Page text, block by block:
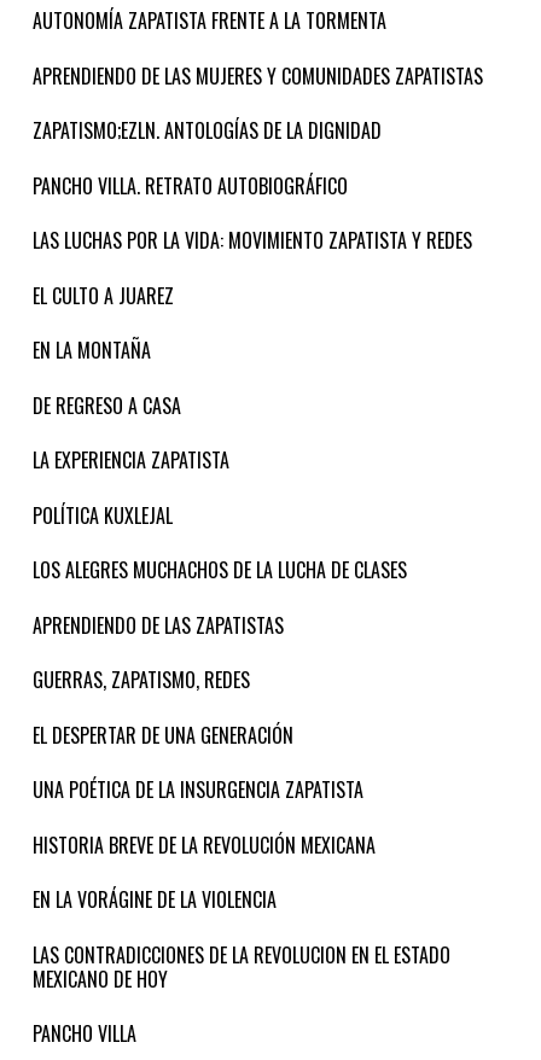
AUTONOMÍA ZAPATISTA FRENTE A LA TORMENTA
APRENDIENDO DE LAS MUJERES Y COMUNIDADES ZAPATISTAS
ZAPATISMO;EZLN. ANTOLOGÍAS DE LA DIGNIDAD
PANCHO VILLA. RETRATO AUTOBIOGRÁFICO
LAS LUCHAS POR LA VIDA: MOVIMIENTO ZAPATISTA Y REDES
EL CULTO A JUAREZ
EN LA MONTAÑA
DE REGRESO A CASA
LA EXPERIENCIA ZAPATISTA
POLÍTICA KUXLEJAL
LOS ALEGRES MUCHACHOS DE LA LUCHA DE CLASES
APRENDIENDO DE LAS ZAPATISTAS
GUERRAS, ZAPATISMO, REDES
EL DESPERTAR DE UNA GENERACIÓN
UNA POÉTICA DE LA INSURGENCIA ZAPATISTA
HISTORIA BREVE DE LA REVOLUCIÓN MEXICANA
EN LA VORÁGINE DE LA VIOLENCIA
LAS CONTRADICCIONES DE LA REVOLUCION EN EL ESTADO
MEXICANO DE HOY
PANCHO VILLA